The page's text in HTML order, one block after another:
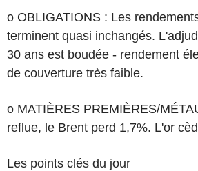
o OBLIGATIONS : Les
terminent quasi inchangés.
30 ans est boudée - rendement
de couverture très faible.
o MATIÈRES PREMIÈRES/
reflue, le Brent perd 1,7%. L'or
Les points clés du jour